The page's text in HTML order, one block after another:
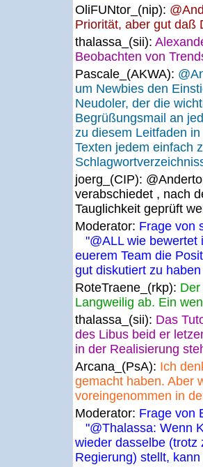
OliFUNtor_(nip):
Priorität, aber gut daß
thalassa_(sii):
Beobachten von
Pascale_(AKWA):
um Newbies den
Neudoler, der die
Begrüßungsmail an
zu diesem Leitfaden
Texten jedem einfach
joerg_(CIP):
verabschiedet , nach
Tauglichkeit geprüft
Moderator: Frage von
"@ALL wie bewertet
euerem Team die
gut diskutiert zu
RoteTraene_(rkp):
Langweilig ab. Ein
thalassa_(sii): Das
des Libus beid er
in der Realisierung
Arcana_(PsA): Ich
gemacht haben. Aber
voreingenommen in
Moderator: Frage von
"@Thalassa: Wenn
wieder dasselbe (trotz
Regierung) stellt,